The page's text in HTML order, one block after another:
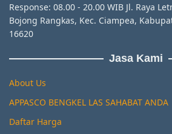
Response: 08.00 - 20.00 WIB Jl. Raya
Bojong Rangkas, Kec. Ciampea,
16620
Jasa Kami
About Us
APPASCO BENGKEL LAS SAHABAT ANDA
Daftar Harga